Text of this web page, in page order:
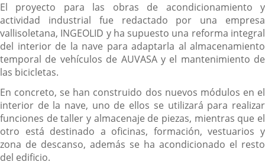
El proyecto para las obras de acondicionamiento y
actividad industrial fue redactado por una empresa
vallisoletana, INGEOLID y ha supuesto una reforma integral
del interior de la nave para adaptarla al almacenamiento
temporal de vehículos de AUVASA y el mantenimiento de
las bicicletas.
En concreto, se han construido dos nuevos módulos en el
interior de la nave, uno de ellos se utilizará para realizar
funciones de taller y almacenaje de piezas, mientras que el
otro está destinado a oficinas, formación, vestuarios y
zona de descanso, además se ha acondicionado el resto
del edificio.